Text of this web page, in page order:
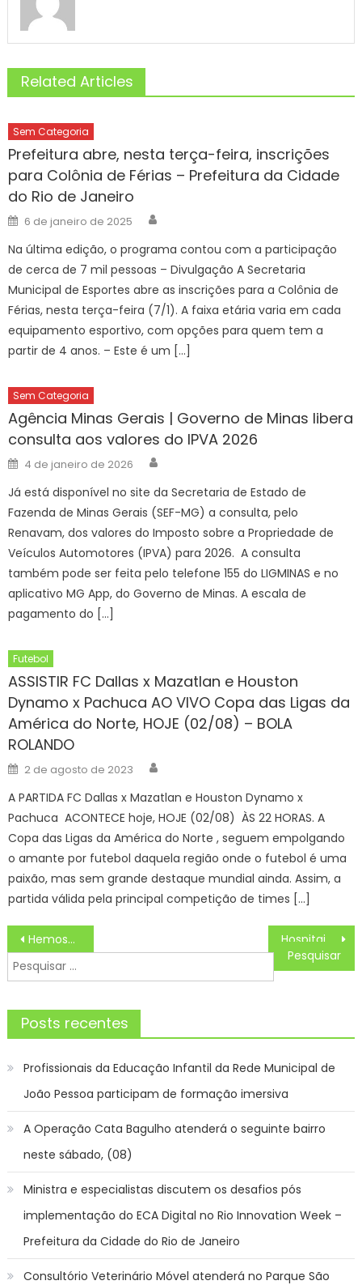
Related Articles
Sem Categoria
Prefeitura abre, nesta terça-feira, inscrições
para Colônia de Férias – Prefeitura da Cidade
do Rio de Janeiro
Posted
on
6 de janeiro de 2025
Na última edição, o programa contou com a participação
de cerca de 7 mil pessoas – Divulgação A Secretaria
Municipal de Esportes abre as inscrições para a Colônia de
Férias, nesta terça-feira (7/1). A faixa etária varia em cada
equipamento esportivo, com opções para quem tem a
partir de 4 anos. – Este é um […]
Sem Categoria
Agência Minas Gerais | Governo de Minas libera
consulta aos valores do IPVA 2026
Posted
on
4 de janeiro de 2026
Já está disponível no site da Secretaria de Estado de
Fazenda de Minas Gerais (SEF-MG) a consulta, pelo
Renavam, dos valores do Imposto sobre a Propriedade de
Veículos Automotores (IPVA) para 2026. A consulta
também pode ser feita pelo telefone 155 do LIGMINAS e no
aplicativo MG App, do Governo de Minas. A escala de
pagamento do […]
Futebol
ASSISTIR FC Dallas x Mazatlan e Houston
Dynamo x Pachuca AO VIVO Copa das Ligas da
América do Norte, HOJE (02/08) – BOLA
ROLANDO
Posted
on
2 de agosto de 2023
A PARTIDA FC Dallas x Mazatlan e Houston Dynamo x
Pachuca ACONTECE hoje, HOJE (02/08) ÀS 22 HORAS. A
Copa das Ligas da América do Norte , seguem empolgando
o amante por futebol daquela região onde o futebol é uma
paixão, mas sem grande destaque mundial ainda. Assim, a
partida válida pela principal competição de times […]
Navegação
de
Post
Hemosul alerta para queda nas doações de sangue e reforça a importância da solidariedade neste fim de ano
Pesquisar
por:
Posts recentes
Profissionais da Educação Infantil da Rede Municipal de
João Pessoa participam de formação imersiva
A Operação Cata Bagulho atenderá o seguinte bairro
neste sábado, (08)
Ministra e especialistas discutem os desafios pós
implementação do ECA Digital no Rio Innovation Week –
Prefeitura da Cidade do Rio de Janeiro
Consultório Veterinário Móvel atenderá no Parque São